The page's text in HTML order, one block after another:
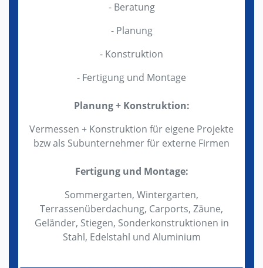
- Beratung
- Planung
- Konstruktion
- Fertigung und Montage
Planung + Konstruktion:
Vermessen + Konstruktion für eigene Projekte
bzw als Subunternehmer für externe Firmen
Fertigung und Montage:
Sommergarten, Wintergarten,
Terrassenüberdachung, Carports, Zäune,
Geländer, Stiegen, Sonderkonstruktionen in
Stahl, Edelstahl und Aluminium